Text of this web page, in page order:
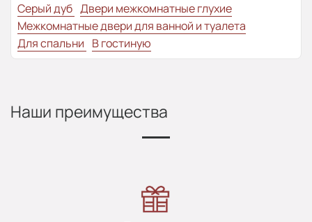
Серый дуб Двери межкомнатные глухие
Межкомнатные двери для ванной и туалета
Для спальни В гостиную
Наши преимущества